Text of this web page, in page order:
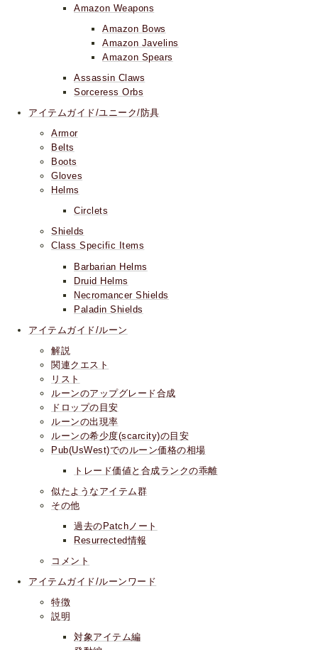
Amazon Weapons
Amazon Bows
Amazon Javelins
Amazon Spears
Assassin Claws
Sorceress Orbs
アイテムガイド/ユニーク/防具
Armor
Belts
Boots
Gloves
Helms
Circlets
Shields
Class Specific Items
Barbarian Helms
Druid Helms
Necromancer Shields
Paladin Shields
アイテムガイド/ルーン
解説
関連クエスト
リスト
ルーンのアップグレード合成
ドロップの目安
ルーンの出現率
ルーンの希少度(scarcity)の目安
Pub(UsWest)でのルーン価格の相場
トレード価値と合成ランクの乖離
似たようなアイテム群
その他
過去のPatchノート
Resurrected情報
コメント
アイテムガイド/ルーンワード
特徴
説明
対象アイテム編